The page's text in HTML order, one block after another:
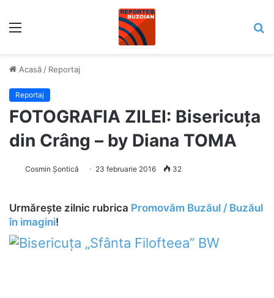
Acasă / Reportaj
Reportaj
FOTOGRAFIA ZILEI: Bisericuța
din Crâng – by Diana TOMA
Cosmin Șontică 23 februarie 2016 32
Urmăreşte zilnic rubrica Promovăm Buzăul / Buzăul
în imagini!